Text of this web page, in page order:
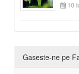
10
Gaseste-ne pe